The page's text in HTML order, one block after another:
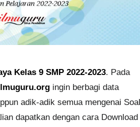
Kelas 9 SMP 2022-2023. Pada
Ilmuguru.org ingin berbagi data
adik-adik semua mengenai Soal
dapatkan dengan cara Download